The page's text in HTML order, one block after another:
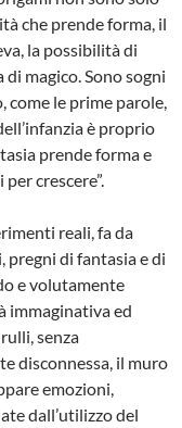
che prende forma, il
la possibilità di
magico. Sono sogni
come le prime parole,
è proprio
prende forma e
crescere”.
reali, fa da
pregni di fantasia e di
e volutamente
immaginativa ed
senza
disconnessa, il muro
emozioni,
dall’utilizzo del